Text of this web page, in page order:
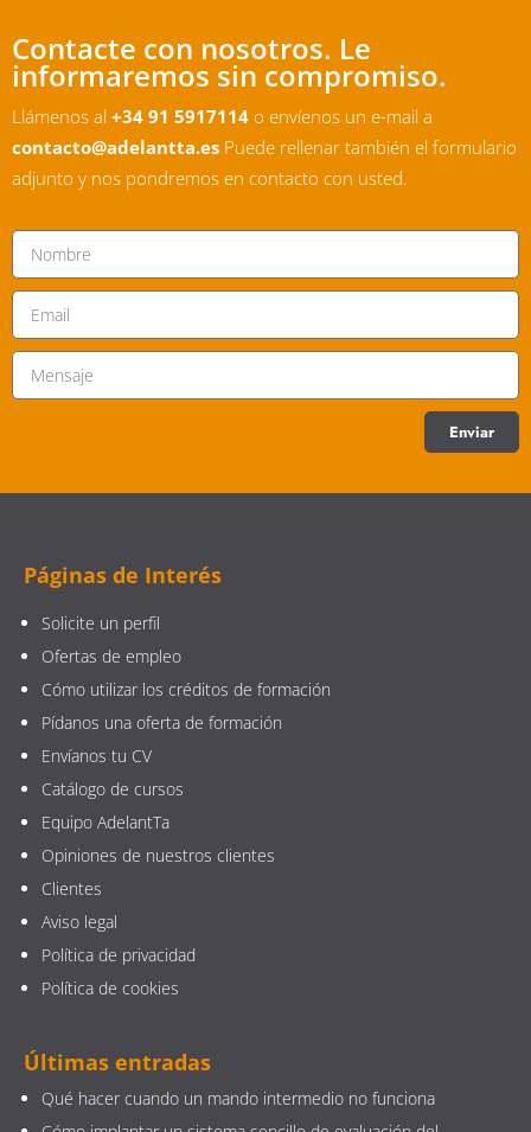
Contacte con nosotros. Le
informaremos sin compromiso.
Llámenos al +34 91 5917114o envíenos un e-mail a
contacto@adelantta.es Puede rellenar también el formulario
adjunto y nos pondremos en contacto con usted.
Enviar
Páginas de Interés
Solicite un perfil
Ofertas de empleo
Cómo utilizar los créditos de formación
Pídanos una oferta de formación
Envíanos tu CV
Catálogo de cursos
Equipo AdelantTa
Opiniones de nuestros clientes
Clientes
Aviso legal
Política de privacidad
Política de cookies
Últimas entradas
Qué hacer cuando un mando intermedio no funciona